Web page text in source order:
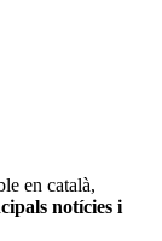
en català,
notícies i